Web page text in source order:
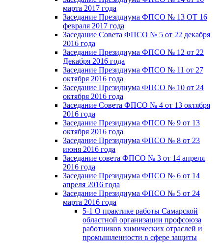
марта 2017 года
Заседание Президиума ФПСО № 13 ОТ 16
февраля 2017 года
Заседание Совета ФПСО № 5 от 22 декабря
2016 года
Заседание Президиума ФПСО № 12 от 22
Декабря 2016 года
Заседание Президиума ФПСО № 11 от 27
октября 2016 года
Заседание Президиума ФПСО № 10 от 24
октября 2016 года
Заседание Совета ФПСО № 4 от 13 октября
2016 года
Заседание Президиума ФПСО № 9 от 13
октября 2016 года
Заседание Президиума ФПСО № 8 от 23
июня 2016 года
Заседание совета ФПСО № 3 от 14 апреля
2016 года
Заседание Президиума ФПСО № 6 от 14
апреля 2016 года
Заседание Президиума ФПСО № 5 от 24
марта 2016 года
5-1 О практике работы Самарской
областной организации профсоюза
работников химических отраслей и
промышленности в сфере защиты